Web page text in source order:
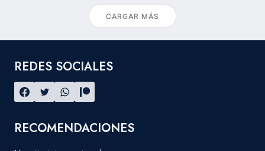
CARGAR MÁS
REDES SOCIALES
RECOMENDACIONES